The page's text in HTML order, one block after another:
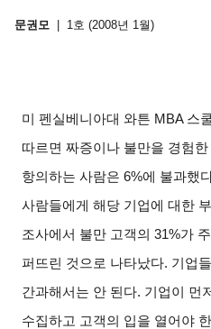
문권모 1호 (2008년 1월)
미 펜실베니아대 와튼 MBA 스
따르면 짜증이나 불만을 경험
항의하는 사람은 6%에 불과했
사람들에게 해당 기업에 대한
조사에서 불만 고객의 31%가
퍼뜨린 것으로 나타났다. 기업
간과해서는 안 된다. 기업이 먼
수집하고 고객의 입을 열어야